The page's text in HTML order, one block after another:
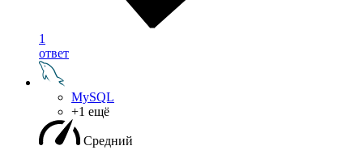
1
ответ
MySQL
+1 ещё
Средний